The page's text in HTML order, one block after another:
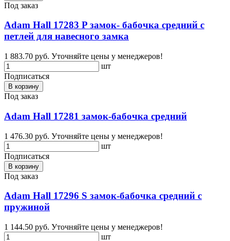
Под заказ
Adam Hall 17283 P замок- бабочка средний с
петлей для навесного замка
1 883.70 руб. Уточняйте цены у менеджеров!
шт
Подписаться
В корзину
Под заказ
Adam Hall 17281 замок-бабочка средний
1 476.30 руб. Уточняйте цены у менеджеров!
шт
Подписаться
В корзину
Под заказ
Adam Hall 17296 S замок-бабочка средний с
пружиной
1 144.50 руб. Уточняйте цены у менеджеров!
шт